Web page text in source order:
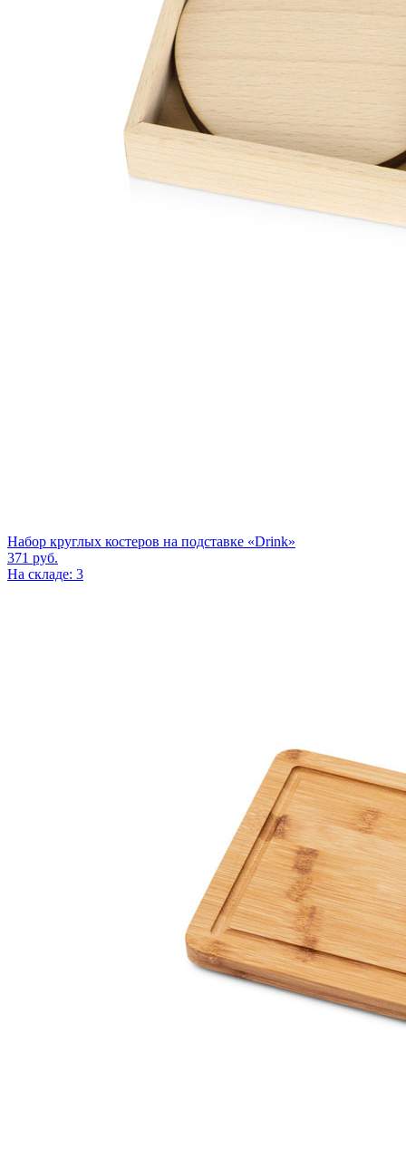
Набор круглых костеров на подставке «Drink»
371 руб.
На складе: 3